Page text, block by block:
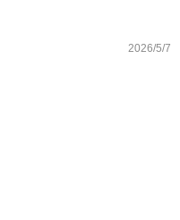
2026/5/7